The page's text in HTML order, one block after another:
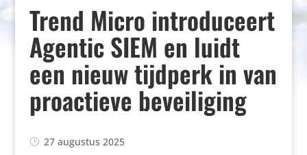
Trend Micro introduceert
Agentic SIEM en luidt
een nieuw tijdperk in van
proactieve beveiliging
27 augustus 2025